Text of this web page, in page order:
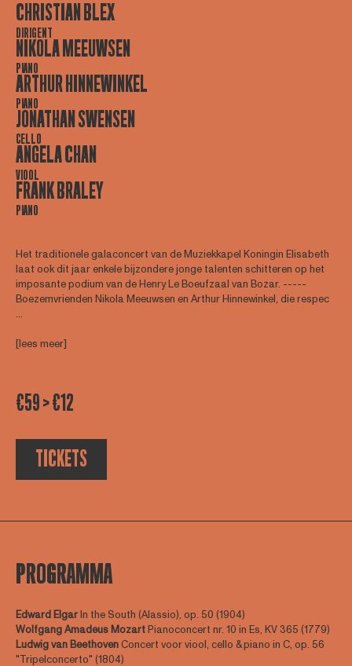
CHRISTIAN BLEX
DIRIGENT
NIKOLA MEEUWSEN
PIANO
ARTHUR HINNEWINKEL
PIANO
JONATHAN SWENSEN
CELLO
ANGELA CHAN
VIOOL
FRANK BRALEY
PIANO
Het traditionele galaconcert van de Muziekkapel Koningin Elisabeth
laat ook dit jaar enkele bijzondere jonge talenten schitteren op het
imposante podium van de Henry Le Boeufzaal van Bozar. -----
Boezemvrienden Nikola Meeuwsen en Arthur Hinnewinkel, die respec
...
[lees meer]
€59 > €12
TICKETS
PROGRAMMA
Edward ElgarIn the South (Alassio), op. 50 (1904)
Wolfgang Amadeus MozartPianoconcert nr. 10 in Es, KV 365 (1779)
Ludwig van BeethovenConcert voor viool, cello & piano in C, op. 56
"Tripelconcerto" (1804)